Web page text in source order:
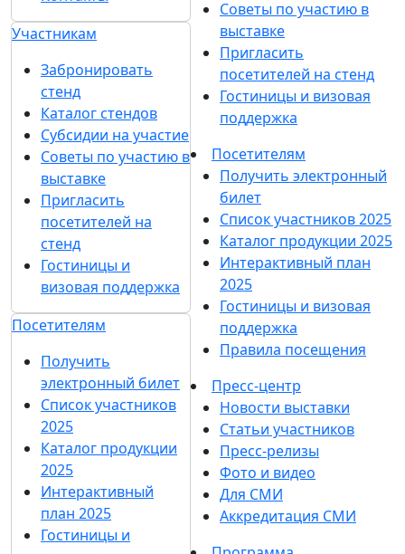
Участникам
Забронировать
стенд
Каталог стендов
Субсидии на участие
Советы по участию в
выставке
Пригласить
посетителей на
стенд
Гостиницы и
визовая поддержка
Посетителям
Получить
электронный билет
Список участников
2025
Каталог продукции
2025
Интерактивный
план 2025
Гостиницы и
Советы по участию в
выставке
Пригласить
посетителей на стенд
Гостиницы и визовая
поддержка
Посетителям
Получить электронный
билет
Список участников 2025
Каталог продукции 2025
Интерактивный план
2025
Гостиницы и визовая
поддержка
Правила посещения
Пресс-центр
Новости выставки
Статьи участников
Пресс-релизы
Фото и видео
Для СМИ
Аккредитация СМИ